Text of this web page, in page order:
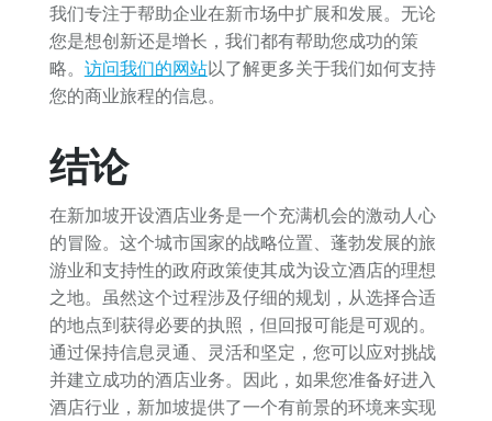
我们专注于帮助企业在新市场中扩展和发展。无论
您是想创新还是增长，我们都有帮助您成功的策
略。 访问我们的网站以了解更多关于我们如何支持
您的商业旅程的信息。
结论
在新加坡开设酒店业务是一个充满机会的激动人心
的冒险。这个城市国家的战略位置、蓬勃发展的旅
游业和支持性的政府政策使其成为设立酒店的理想
之地。虽然这个过程涉及仔细的规划，从选择合适
的地点到获得必要的执照，但回报可能是可观的。
通过保持信息灵通、灵活和坚定，您可以应对挑战
并建立成功的酒店业务。因此，如果您准备好进入
酒店行业，新加坡提供了一个有前景的环境来实现